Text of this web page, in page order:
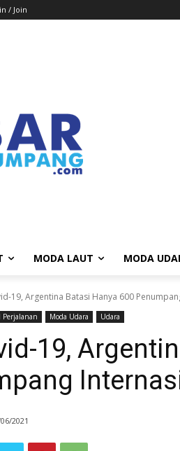
/ Join
MODA LAUT MODA
19, Argentina Batasi Hanya 600
Perjalanan Moda Udara Udara
19,
2021